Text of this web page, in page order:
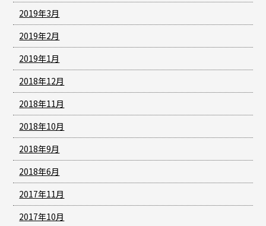
2019年3月
2019年2月
2019年1月
2018年12月
2018年11月
2018年10月
2018年9月
2018年6月
2017年11月
2017年10月